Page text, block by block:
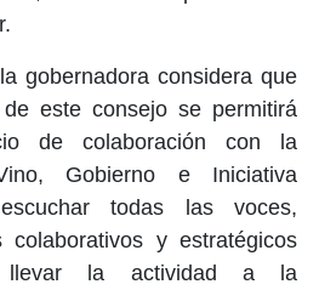
gobernadora considera que
este consejo se permitirá
de colaboración con la
Gobierno e Iniciativa
todas las voces,
colaborativos y estratégicos
llevar la actividad a la